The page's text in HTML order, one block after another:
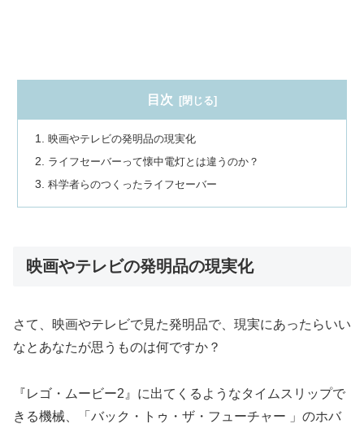
目次
映画やテレビの発明品の現実化
ライフセーバーって懐中電灯とは違うのか？
科学者らのつくったライフセーバー
映画やテレビの発明品の現実化
さて、映画やテレビで見た発明品で、現実にあったらいい
なとあなたが思うものは何ですか？
『レゴ・ムービー2』に出てくるようなタイムスリップで
きる機械、「バック・トゥ・ザ・フューチャー 」のホバ